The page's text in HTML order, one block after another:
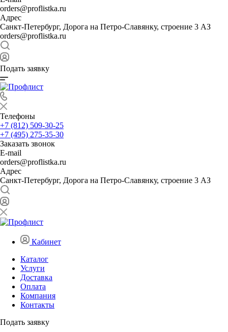
orders@proflistka.ru
Адрес
Санкт-Петербург, Дорога на Петро-Славянку, строение 3 АЗ
orders@proflistka.ru
Подать заявку
Телефоны
+7 (812) 509-30-25
+7 (495) 275-35-30
Заказать звонок
E-mail
orders@proflistka.ru
Адрес
Санкт-Петербург, Дорога на Петро-Славянку, строение 3 АЗ
Кабинет
Каталог
Услуги
Доставка
Оплата
Компания
Контакты
Подать заявку